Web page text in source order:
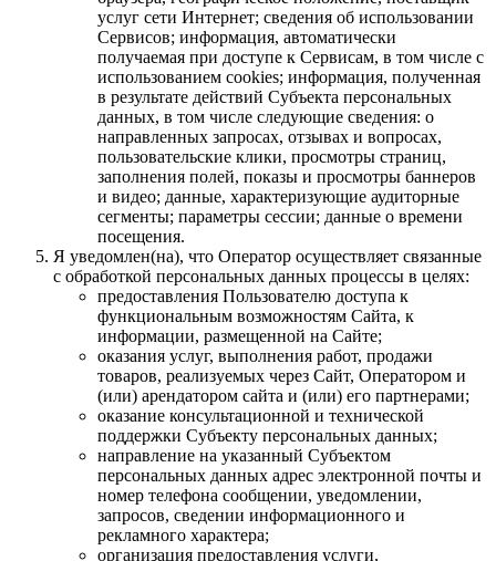
услуг сети Интернет; сведения об использовании
Сервисов; информация, автоматически
получаемая при доступе к Сервисам, в том числе с
использованием cookies; информация, полученная
в результате действий Субъекта персональных
данных, в том числе следующие сведения: о
направленных запросах, отзывах и вопросах,
пользовательские клики, просмотры страниц,
заполнения полей, показы и просмотры баннеров
и видео; данные, характеризующие аудиторные
сегменты; параметры сессии; данные о времени
посещения.
Я уведомлен(на), что Оператор осуществляет связанные
с обработкой персональных данных процессы в целях:
предоставления Пользователю доступа к
функциональным возможностям Сайта, к
информации, размещенной на Сайте;
оказания услуг, выполнения работ, продажи
товаров, реализуемых через Сайт, Оператором и
(или) арендатором сайта и (или) его партнерами;
оказание консультационной и технической
поддержки Субъекту персональных данных;
направление на указанный Субъектом
персональных данных адрес электронной почты и
номер телефона сообщении, уведомлении,
запросов, сведении информационного и
рекламного характера;
организация предоставления услуги,